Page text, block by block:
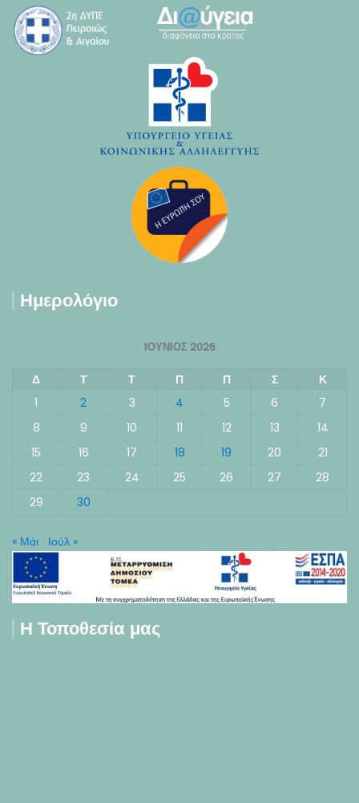
Ημερολόγιο
ΙΟΎΝΙΟΣ 2026
Δ Τ Τ Π Π Σ
Κ
1
2 3 4 5 6
7
8
9 10 11 12 13
14
15
16 17 18 19 20
21
22
23 24 25 26 27
28
29
30
« Μάι Ιούλ »
Η Τοποθεσία μας